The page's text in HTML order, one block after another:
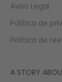
Aviso Legal
Política de
Política de
A STORY